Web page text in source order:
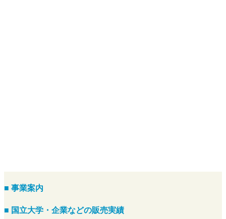
■ 事業案内
■ 国立大学・企業などの販売実績